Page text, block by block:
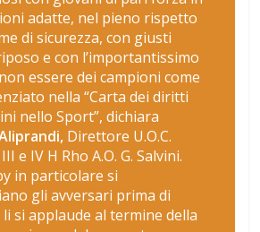
adatte, nel pieno rispetto
di sicurezza, con giusti
e con l’importantissimo
essere dei campioni come
nella “Carta dei diritti
nello Sport”, dichiara
Direttore U.O.C.
e IV H Rho A.O. G. Salvini.
in particolare si
gli avversari prima di
si applaude al termine della